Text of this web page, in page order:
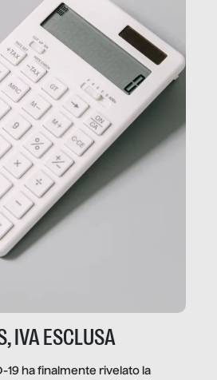
IVA ESCLUSA
19 ha finalmente rivelato la